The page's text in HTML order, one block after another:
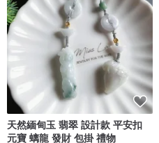
天然緬甸玉 翡翠 設計款 平安扣
元寶 螭龍 發財 包掛 禮物